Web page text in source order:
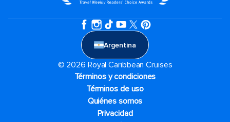
Argentina
© 2026 Royal Caribbean Cruises
Términos y condiciones
Términos de uso
Quiénes somos
Privacidad